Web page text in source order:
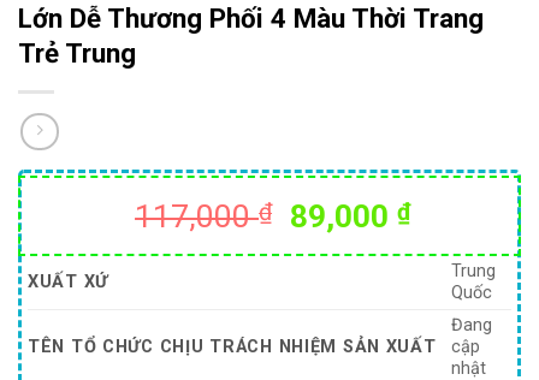
Lớn Dễ Thương Phối 4 Màu Thời Trang
Trẻ Trung
117,000₫
Giá
gốc
89,000 ₫Giá
hiện
89,000
XUẤT XỨ
Trung
Quốc
TÊN TỔ CHỨC CHỊU TRÁCH NHIỆM SẢN XUẤT
Đang
cập
nhật